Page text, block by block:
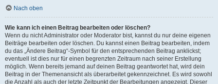
Nach oben
Wie kann ich einen Beitrag bearbeiten oder löschen?
Wenn du nicht Administrator oder Moderator bist, kannst du nur deine eigenen
Beiträge bearbeiten oder löschen. Du kannst einen Beitrag bearbeiten, indem
du das „Ändere Beitrag“-Symbol für den entsprechenden Beitrag anklickst;
eventuell ist dies nur für einen begrenzten Zeitraum nach seiner Erstellung
möglich. Wenn bereits jemand auf deinen Beitrag geantwortet hat, wird dein
Beitrag in der Themenansicht als überarbeitet gekennzeichnet. Es wird sowohl
die Anzahl als auch der letzte Zeitpunkt der Bearbeitungen angezeigt. Dieser